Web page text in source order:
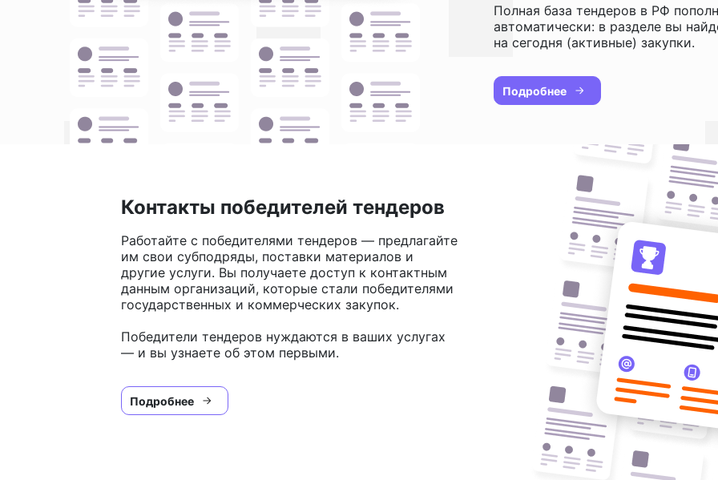
Полная база тендеров в РФ
автоматически: в разделе вы
на сегодня (активные) закупки.
Подробнее
Контакты победителей тендеров
Работайте с победителями тендеров — предлагайте
им свои субподряды, поставки материалов и
другие услуги. Вы получаете доступ к контактным
данным организаций, которые стали победителями
государственных и коммерческих закупок.
Победители тендеров нуждаются в ваших услугах
— и вы узнаете об этом первыми.
Подробнее